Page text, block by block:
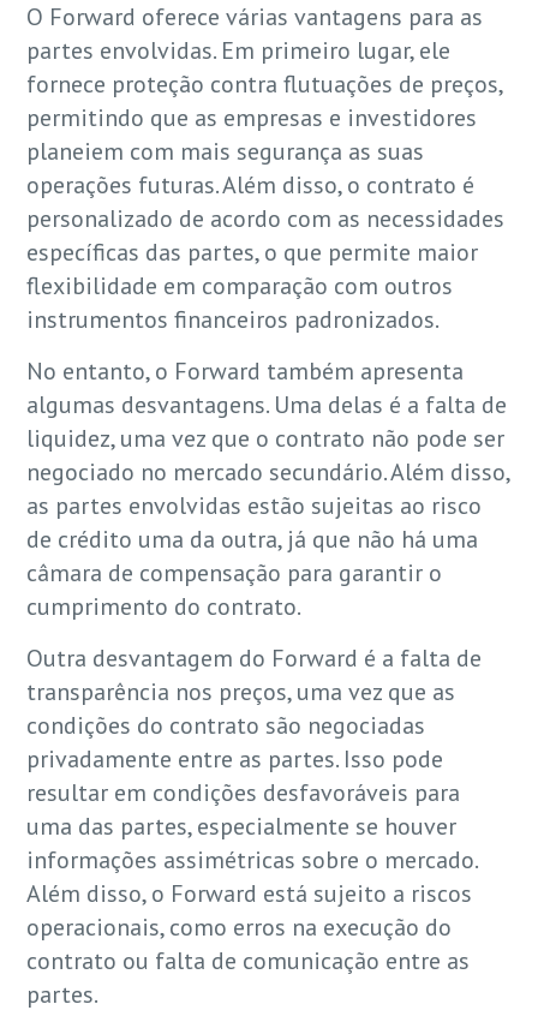
O Forward oferece várias vantagens para as
partes envolvidas. Em primeiro lugar, ele
fornece proteção contra flutuações de preços,
permitindo que as empresas e investidores
planeiem com mais segurança as suas
operações futuras. Além disso, o contrato é
personalizado de acordo com as necessidades
específicas das partes, o que permite maior
flexibilidade em comparação com outros
instrumentos financeiros padronizados.
No entanto, o Forward também apresenta
algumas desvantagens. Uma delas é a falta de
liquidez, uma vez que o contrato não pode ser
negociado no mercado secundário. Além disso,
as partes envolvidas estão sujeitas ao risco
de crédito uma da outra, já que não há uma
câmara de compensação para garantir o
cumprimento do contrato.
Outra desvantagem do Forward é a falta de
transparência nos preços, uma vez que as
condições do contrato são negociadas
privadamente entre as partes. Isso pode
resultar em condições desfavoráveis para
uma das partes, especialmente se houver
informações assimétricas sobre o mercado.
Além disso, o Forward está sujeito a riscos
operacionais, como erros na execução do
contrato ou falta de comunicação entre as
partes.